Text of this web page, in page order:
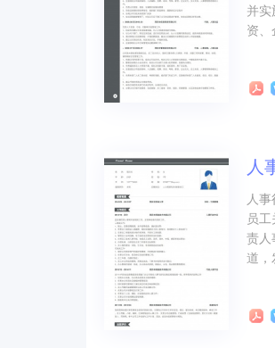
并
资
人
人
员
责人
道，